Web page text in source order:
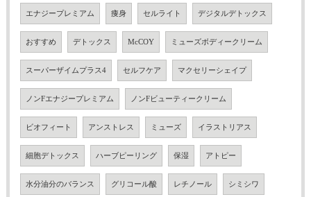
エナジープレミアム 痩身 セルライト デジタルデトックス
おすすめ デトックス McCOY ミューズボディークリーム
スーパーザイムプラス4 セルフケア マクセリーシェイプ
ノンFエナジープレミアム ノンFビューティークリーム
ビオフィート アンストレス ミューズ イラストリアス
細胞デトックス ハーブピーリング 保湿 アトピー
水分油分のバランス グリコール酸 レチノール シミシワ